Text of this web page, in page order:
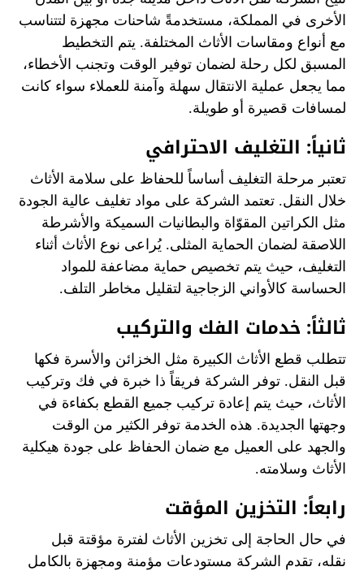
الأخرى في المملكة، مستخدمةً شاحنات مجهزة لتتناسب
مع أنواع ومقاسات الأثاث المختلفة. يتم التخطيط
المسبق لكل رحلة لضمان توفير الوقت وتجنب الأخطاء،
مما يجعل عملية الانتقال سهلة وآمنة للعملاء سواء كانت
لمسافات قصيرة أو طويلة.
ثانياً: التغليف الاحترافي
تعتبر مرحلة التغليف أساساً للحفاظ على سلامة الأثاث
خلال النقل. تعتمد الشركة على مواد تغليف عالية الجودة
مثل الكراتين المقوّاة والبطانيات السميكة والأشرطة
اللاصقة لضمان الحماية المثلى. يُراعى نوع الأثاث أثناء
التغليف، حيث يتم تخصيص حماية مضاعفة للمواد
الحساسة كالأواني الزجاجية لتقليل مخاطر التلف.
ثالثاً: خدمات الفك والتركيب
تتطلب قطع الأثاث الكبيرة مثل الخزائن والأسرة فكها
قبل النقل. توفر الشركة فريقاً ذا خبرة في فك وتركيب
الأثاث، حيث يتم إعادة تركيب جميع القطع بكفاءة في
وجهتها الجديدة. هذه الخدمة توفر الكثير من الوقت
والجهد على العميل مع ضمان الحفاظ على جودة هيكلية
الأثاث وسلامته.
رابعاً: التخزين المؤقت
في حال الحاجة إلى تخزين الأثاث لفترة مؤقتة قبل
نقله، تقدم الشركة مستودعات مؤمنة ومجهزة بالكامل